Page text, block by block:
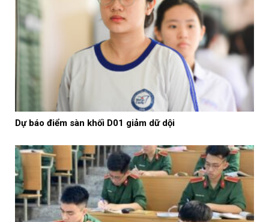
Dự báo điểm sàn khối D01 giảm dữ dội